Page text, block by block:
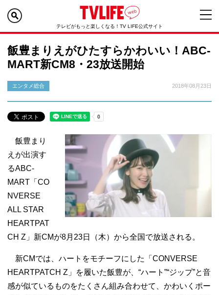
テレビがもっと楽しくなる！TV LIFE公式サイト
飯豊まりえがひたすらかわいい！ABC-
MART新CM8・23放送開始
エンタメ総合 2018年08月23日
飯豊まり
えが出演す
るABC-
MART「CO
NVERSE
ALL STAR
HEARTPAT
CH Z」新CMが8月23日（木）から全国で放送される。
新CMでは、ハートをモチーフにした「CONVERSE
HEARTPATCH Z」を履いた飯豊が、“ハート”“ジップ”と音
感が似ているものをたくさん組み合わせて、かわいくポー